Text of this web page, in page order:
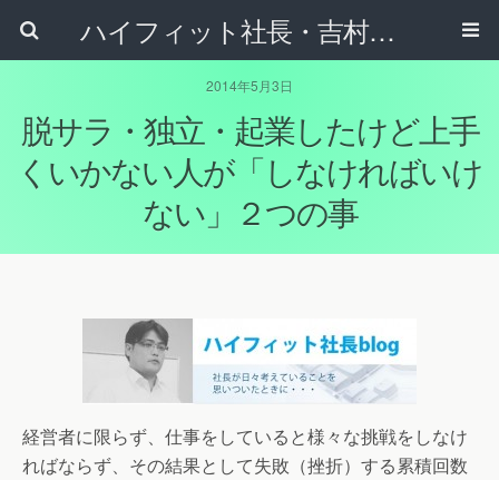
ハイフィット社長・吉村正裕のブログ - ネットショップの家庭教師 吉村正裕がインターネット通販のことや、日々の気づきを書くブログです
2014年5月3日
脱サラ・独立・起業したけど上手
くいかない人が「しなければいけ
ない」２つの事
経営者に限らず、仕事をしていると様々な挑戦をしなけ
ればならず、その結果として失敗（挫折）する累積回数